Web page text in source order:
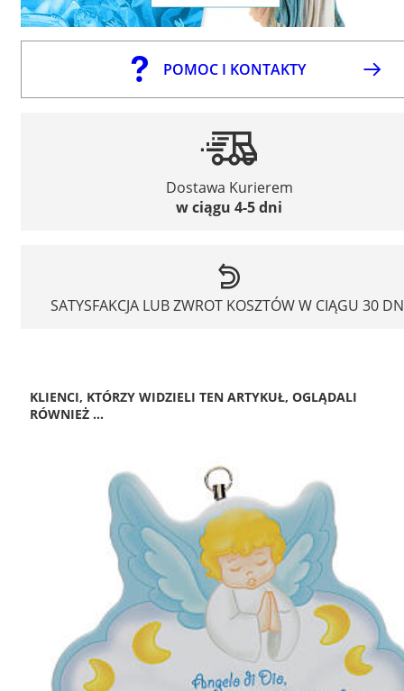
POMOC I KONTAKTY
Dostawa Kurierem
w ciągu 4-5 dni
SATYSFAKCJA LUB ZWROT KOSZTÓW W CIĄGU 30
KLIENCI, KTÓRZY WIDZIELI TEN ARTYKUŁ, OGLĄDALI
RÓWNIEŻ ...